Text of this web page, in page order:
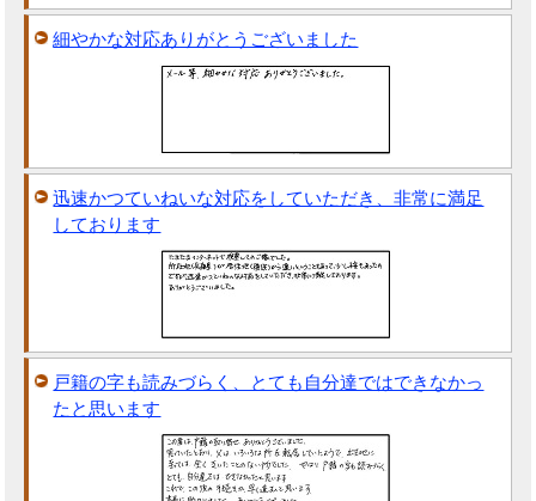
細やかな対応ありがとうございました
迅速かつていねいな対応をしていただき、非常に満足
しております
戸籍の字も読みづらく、とても自分達ではできなかっ
たと思います